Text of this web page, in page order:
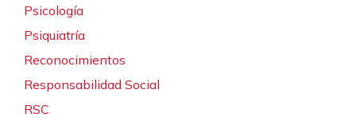
Psicología
Psiquiatría
Reconocimientos
Responsabilidad Social
RSC